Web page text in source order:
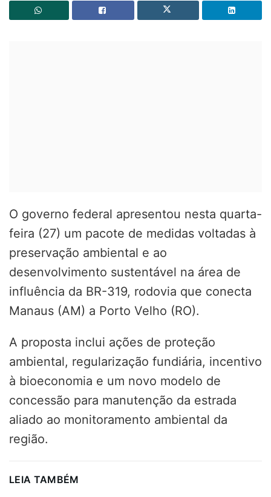
O governo federal apresentou nesta quarta-
feira (27) um pacote de medidas voltadas à
preservação ambiental e ao
desenvolvimento sustentável na área de
influência da BR-319, rodovia que conecta
Manaus (AM) a Porto Velho (RO).
A proposta inclui ações de proteção
ambiental, regularização fundiária, incentivo
à bioeconomia e um novo modelo de
concessão para manutenção da estrada
aliado ao monitoramento ambiental da
região.
LEIA TAMBÉM